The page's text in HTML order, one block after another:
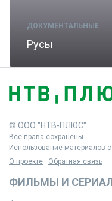
ДОКУМЕНТАЛЬНЫЕ
Русы
© ООО "НТВ-ПЛЮС"
Все права сохранены.
Использование материалов
О проекте
Обратная связь
ФИЛЬМЫ И